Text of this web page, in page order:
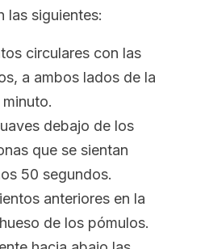
las siguientes:
circulares con las
a ambos lados de la
debajo de los
que se sientan
50 segundos.
anteriores en la
de los pómulos.